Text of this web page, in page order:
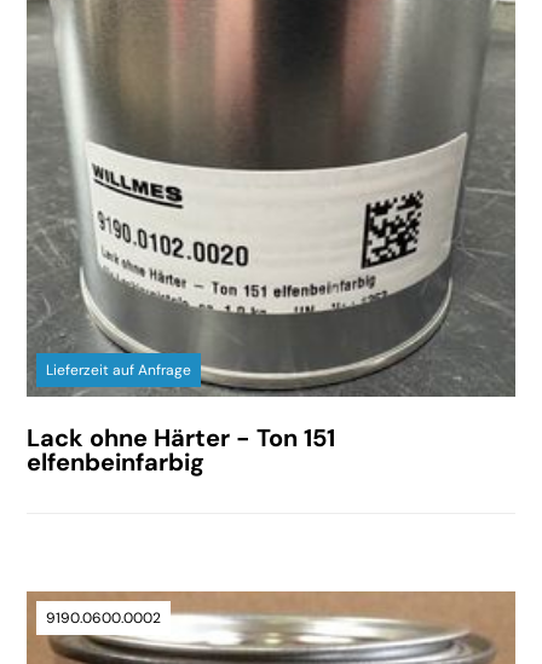
Lieferzeit auf Anfrage
Lack ohne Härter - Ton 151
elfenbeinfarbig
9190.0600.0002